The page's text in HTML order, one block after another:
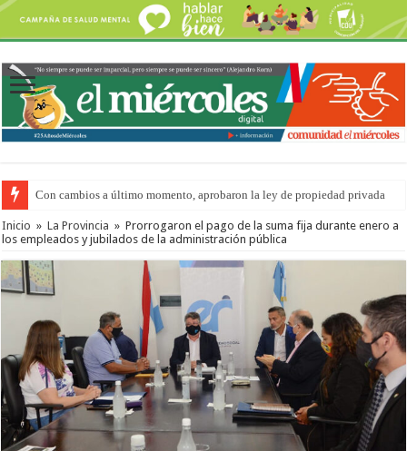
Con cambios a último momento, aprobaron la ley de propiedad privada
Inicio » La Provincia » Prorrogaron el pago de la suma fija durante enero a
los empleados y jubilados de la administración pública